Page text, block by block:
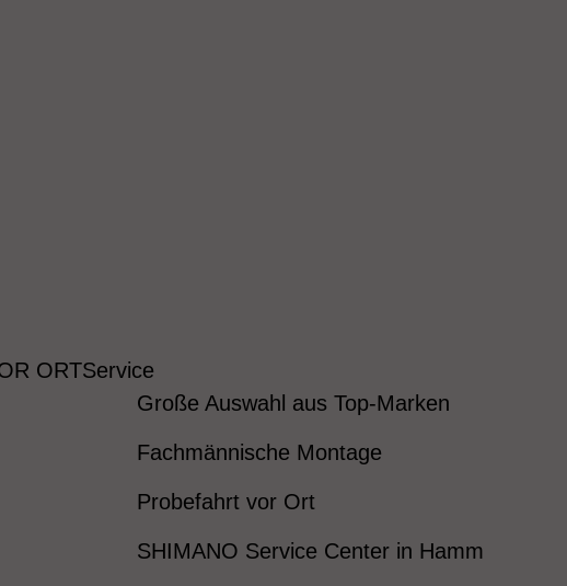
ORTService
Große Auswahl aus Top-Marken
Fachmännische Montage
Probefahrt vor Ort
SHIMANO Service Center in Hamm